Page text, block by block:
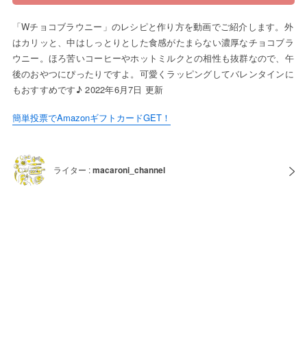
「Wチョコブラウニー」のレシピと作り方を動画でご紹介します。外
はカリッと、中はしっとりとした食感がたまらない濃厚なチョコブラ
ウニー。ほろ苦いコーヒーやホットミルクとの相性も抜群なので、午
後のおやつにぴったりですよ。可愛くラッピングしてバレンタインに
もおすすめです♪ 2022年6月7日 更新
簡単投票でAmazonギフトカードGET！
ライター :macaroni_channel